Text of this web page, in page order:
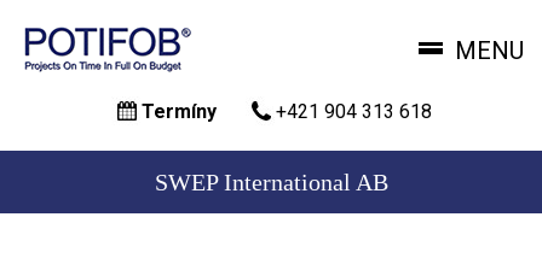
hlavný
MENU
Termíny +421 904 313 618
SWEP International AB